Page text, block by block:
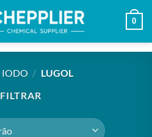
0
IODO / LUGOL
FILTRAR